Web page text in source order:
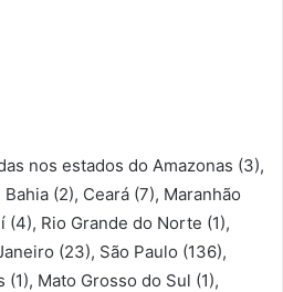
nos estados do Amazonas (3),
(2), Ceará (7), Maranhão
(4), Rio Grande do Norte (1),
(23), São Paulo (136),
Mato Grosso do Sul (1),